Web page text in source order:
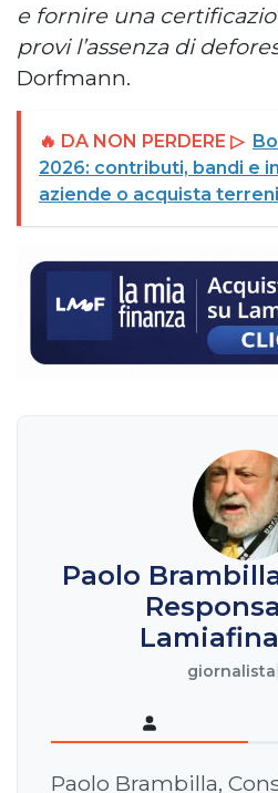
e fornire una
provi l’assenza di
Dorfmann.
🔥 DA NON PERDERE ▷
2026: contributi, bandi e
aziende o acquista
Paolo
giornalista
Paolo Brambilla,